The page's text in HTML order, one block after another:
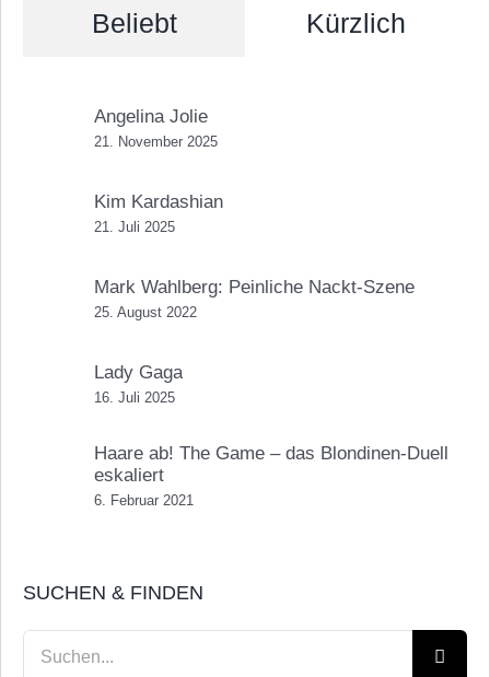
Beliebt Kürzlich
Angelina Jolie
21. November 2025
Kim Kardashian
21. Juli 2025
Mark Wahlberg: Peinliche Nackt-Szene
25. August 2022
Lady Gaga
16. Juli 2025
Haare ab! The Game – das Blondinen-Duell
eskaliert
6. Februar 2021
SUCHEN & FINDEN
Suche